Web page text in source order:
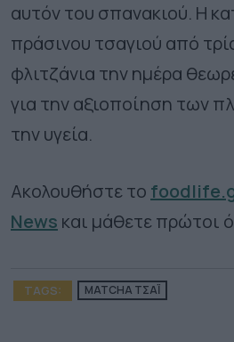
αυτόν του σπανακιού. Η
πράσινου τσαγιού από
φλιτζάνια την ημέρα
για την αξιοποίηση των
την υγεία.
Ακολουθήστε το
News και μάθετε πρώτοι
TAGS: MATCHA ΤΣΑΪ